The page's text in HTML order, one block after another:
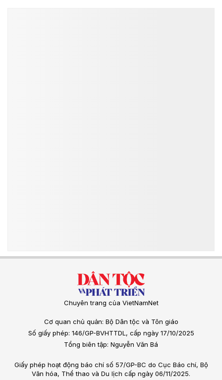
Chuyên trang của VietNamNet
Cơ quan chủ quản: Bộ Dân tộc và Tôn giáo
Số giấy phép: 146/GP-BVHTTDL, cấp ngày 17/10/2025
Tổng biên tập: Nguyễn Văn Bá
Giấy phép hoạt động báo chí số 57/GP-BC do Cục Báo chí, Bộ
Văn hóa, Thể thao và Du lịch cấp ngày 06/11/2025.